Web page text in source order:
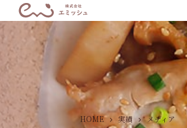
HOME 実績 メディア